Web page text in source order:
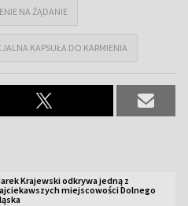
NA ŻĄDANIE
KAPSUŁA DO KARMIENIA
Krajewski odkrywa jedną z
miejscowości Dolnego